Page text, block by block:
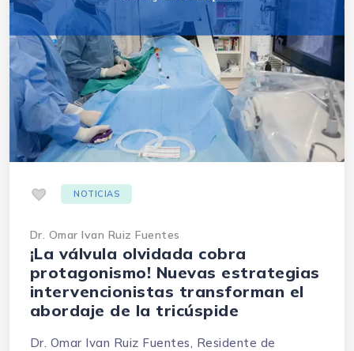
NOTICIAS
Dr. Omar Ivan Ruiz Fuentes
¡La válvula olvidada cobra
protagonismo! Nuevas estrategias
intervencionistas transforman el
abordaje de la tricúspide
Dr. Omar Ivan Ruiz Fuentes, Residente de